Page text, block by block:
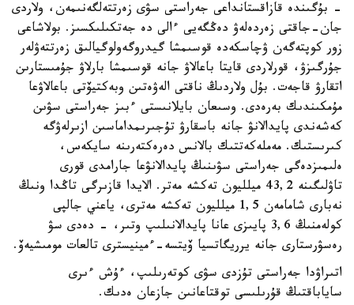
- بۇگىندە قازاقستانداعى جەراستى سۋى زەرتتەلگەنىمەن، ولاردى
جان-جاقتى زەردەلەۋ دەڭگەيى ءالى دە جەتكىلىكسىز. بولاشاعى
زور كوپتەگەن ۋچاسكەدە قوسىمشا گيدروگەولوگيالىق زەرتتەۋلەر
جۇرگىزۋ، قورلاردى قايتا باعالاۋ جانە قوسىمشا بارلاۋ جۇمىستارىن
اتقارۋ قاجەت. بۇل ولاردىڭ ناقتى الەۋەتىن وبەكتيۆتى باعالاۋعا
مۇمكىندىك بەرەدى. وسىعان بايلانىستى ءبىز جەراستى سۋىن
كەشەندى پايدالانۋ جانە باسقارۋ تۇجىرىمداماسىن ازىرلەۋگە
كىرىستىك. مەملەكەتتىك بالانس دەرەكتەرىنە سايكەس،
ەلىمىزدەگى جەراستى سۋىنىڭ پايدالانۋعا جارامدى قورى
تاۋلىگىنە 43,2 ميلليون تەكشە مەتر. الايدا قازىرگى تاڭدا ونىڭ
نەبارى شامامەن 1,5 ميلليون تەكشە مەترى، ياعني جالپى
كولەمنىڭ 3,6 پايىزى عانا پايدالانىلىپ وتىر، - دەدى سۋ
رەسۋرستارى جانە يرريگاتسيا ۆيتسە-ءمينيسترى تالعات مومىشيەۆ.
اتىراۋدا جەراستى تۇزدى سۋى كوتەرىلىپ، ءۇش ءىرى
ساياباقتىڭ قۇرىلىسى توقتاعانىن جازعان ەدىك.